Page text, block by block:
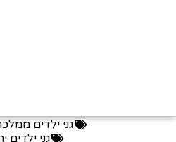
גני ילדים
גני ילדים